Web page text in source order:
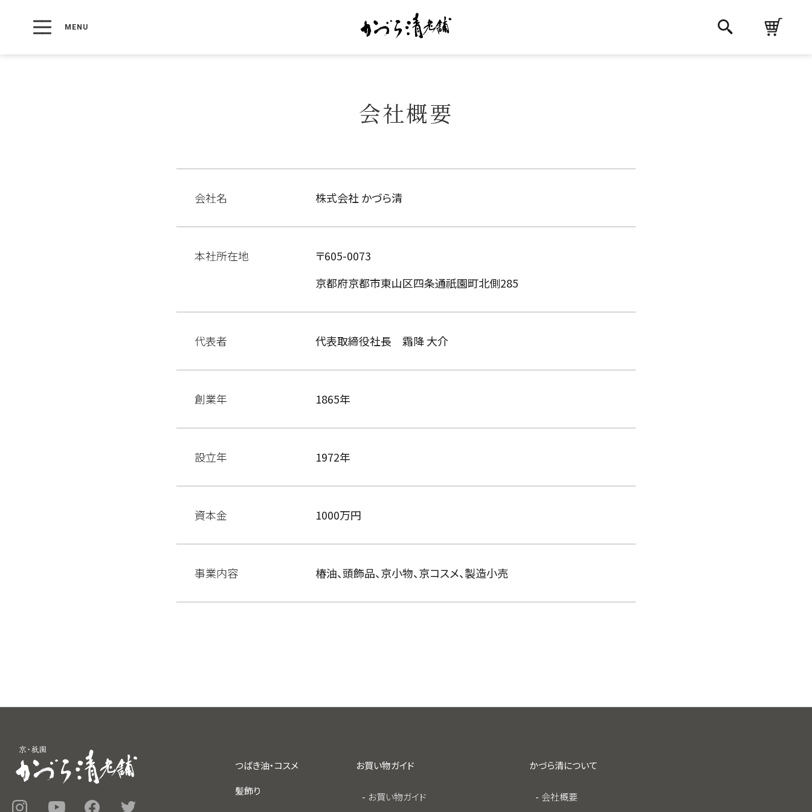
会社概要
会社名 株式会社 かづら清
本社所在地
〒605-0073
京都府京都市東山区四条通祇園町北側285
代表者 代表取締役社長 霜降 大介
創業年 1865年
設立年 1972年
資本金 1000万円
事業内容 椿油、頭飾品、京小物、京コスメ、製造小売
つばき油・コスメ
髪飾り
お買い物ガイド
お買い物ガイド
かづら清について
会社概要